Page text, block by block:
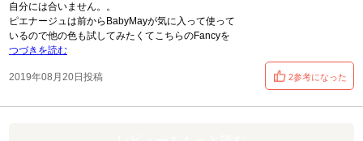
自分には合いません。。
ピエナージュは前からBabyMayが気に入って使って
いるので他の色も試してみたくてこちらのFancyを
つづきを読む
2019年08月20日投稿 2参考になった